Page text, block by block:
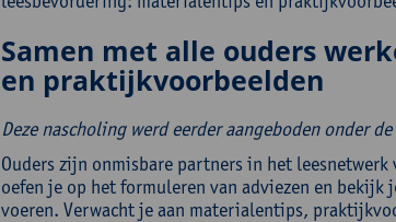
Samen met alle ouders
en praktijkvoorbeelden
Deze nascholing werd eerder aangeboden onder
Ouders zijn onmisbare partners in het
oefen je op het formuleren van adviezen en
voeren. Verwacht je aan materialentips,